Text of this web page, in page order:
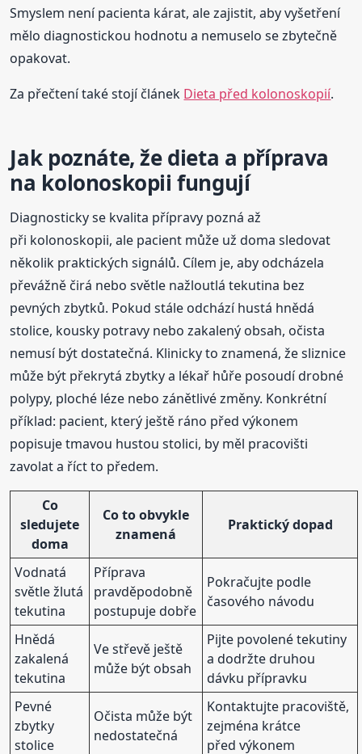
Smyslem není pacienta kárat, ale zajistit, aby vyšetření
mělo diagnostickou hodnotu a nemuselo se zbytečně
opakovat.
Za přečtení také stojí článek Dieta před kolonoskopií.
Jak poznáte, že dieta a příprava
na kolonoskopii fungují
Diagnosticky se kvalita přípravy pozná až
při kolonoskopii, ale pacient může už doma sledovat
několik praktických signálů. Cílem je, aby odcházela
převážně čirá nebo světle nažloutlá tekutina bez
pevných zbytků. Pokud stále odchází hustá hnědá
stolice, kousky potravy nebo zakalený obsah, očista
nemusí být dostatečná. Klinicky to znamená, že sliznice
může být překrytá zbytky a lékař hůře posoudí drobné
polypy, ploché léze nebo zánětlivé změny. Konkrétní
příklad: pacient, který ještě ráno před výkonem
popisuje tmavou hustou stolici, by měl pracovišti
zavolat a říct to předem.
Co
sledujete
doma
Co to obvykle
znamená
Praktický dopad
Vodnatá
světle žlutá
tekutina
Příprava
pravděpodobně
postupuje dobře
Pokračujte podle
časového návodu
Hnědá
zakalená
tekutina
Ve střevě ještě
může být obsah
Pijte povolené tekutiny
a dodržte druhou
dávku přípravku
Pevné
zbytky
stolice
Očista může být
nedostatečná
Kontaktujte pracoviště,
zejména krátce
před výkonem